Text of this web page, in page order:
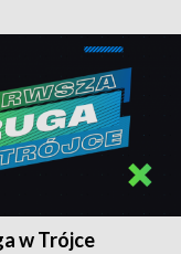
w Trójce